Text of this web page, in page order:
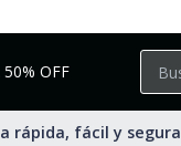
OFF
rápida, fácil y segura